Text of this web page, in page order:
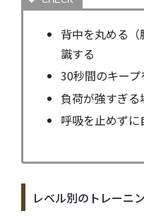
背中を丸める
識する
30秒間のキー
負荷が強すぎ
呼吸を止めず
レベル別のトレーニ